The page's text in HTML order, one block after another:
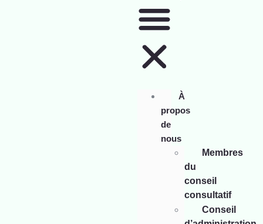
À
propos
de
nous
Membres
du
conseil
consultatif
Conseil